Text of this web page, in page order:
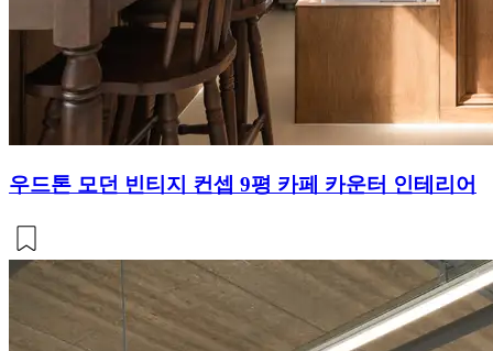
우드톤 모던 빈티지 컨셉 9평 카페 카운터 인테리어